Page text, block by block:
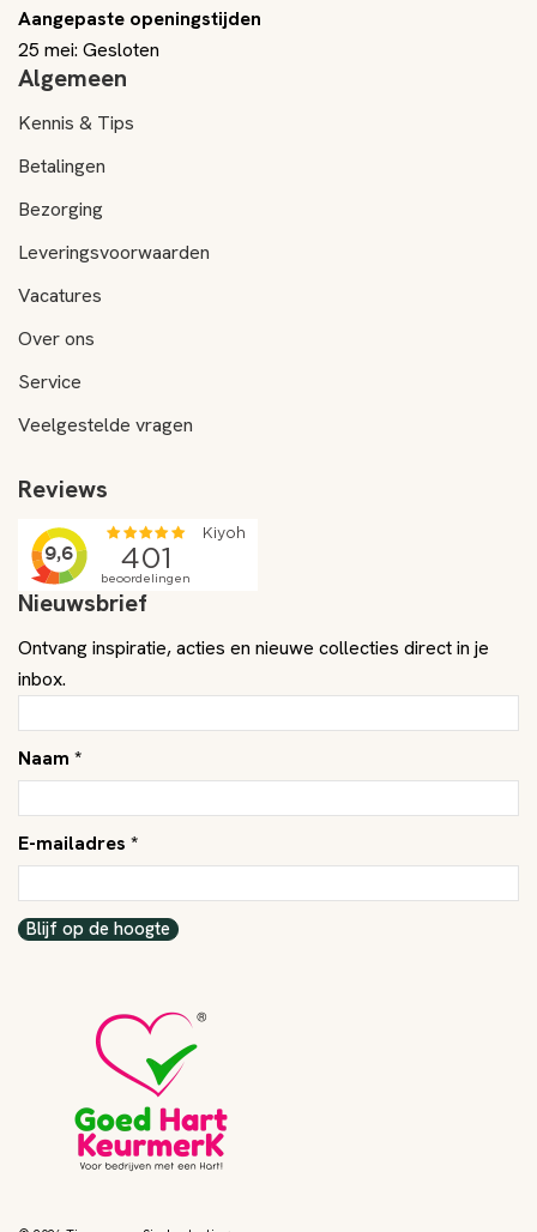
Aangepaste openingstijden
25 mei: Gesloten
Algemeen
Kennis & Tips
Betalingen
Bezorging
Leveringsvoorwaarden
Vacatures
Over ons
Service
Veelgestelde vragen
Reviews
Nieuwsbrief
Ontvang inspiratie, acties en nieuwe collecties direct in je
inbox.
Naam *
E-mailadres *
Blijf op de hoogte